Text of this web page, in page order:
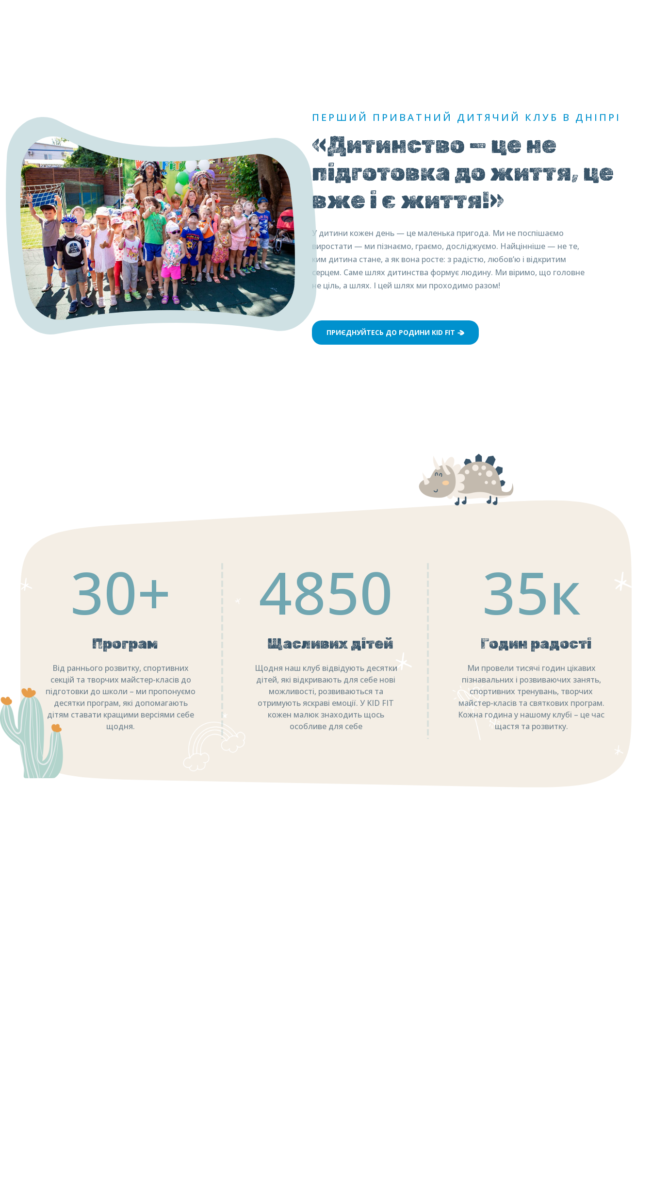
ПЕРШИЙ ПРИВАТНИЙ ДИТЯЧИЙ КЛУБ В ДНІПРІ
«Дитинство — це не
підготовка до життя, це
вже і є життя!»
У дитини кожен день — це маленька пригода. Ми не поспішаємо
виростати — ми пізнаємо, граємо, досліджуємо. Найцінніше — не те,
ким дитина стане, а як вона росте: з радістю, любов’ю і відкритим
серцем. Саме шлях дитинства формує людину. Ми віримо, що головне
не ціль, а шлях. І цей шлях ми проходимо разом!
ПРИЄДНУЙТЕСЬ ДО РОДИНИ KID FIT
30+
Програм
Від раннього розвитку, спортивних
секцій та творчих майстер-класів до
підготовки до школи – ми пропонуємо
десятки програм, які допомагають
дітям ставати кращими версіями себе
щодня.
4850
Щасливих дітей
Щодня наш клуб відвідують десятки
дітей, які відкривають для себе нові
можливості, розвиваються та
отримують яскраві емоції. У KID FIT
кожен малюк знаходить щось
особливе для себе
35к
Годин радості
Ми провели тисячі годин цікавих
пізнавальних і розвиваючих занять,
спортивних тренувань, творчих
майстер-класів та святкових програм.
Кожна година у нашому клубі – це час
щастя та розвитку.